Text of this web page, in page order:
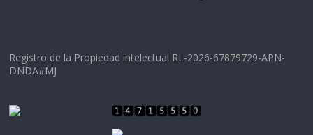
Registro de la Propiedad intelectual RL-2026-67879729-APN-
DNDA#MJ